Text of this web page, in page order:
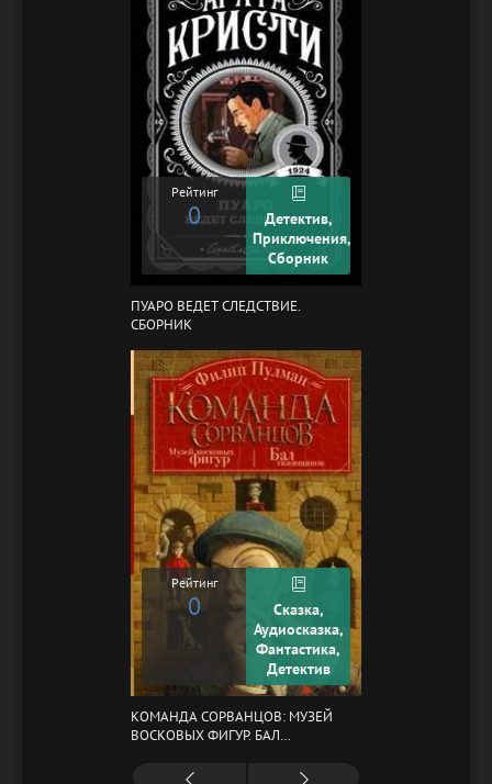
Рейтинг
0
Детектив,
Приключения,
Сборник
ПУАРО ВЕДЕТ СЛЕДСТВИЕ.
СБОРНИК
Рейтинг
0
Сказка,
Аудиосказка,
Фантастика,
Детектив
КОМАНДА СОРВАНЦОВ: МУЗЕЙ
ВОСКОВЫХ ФИГУР. БАЛ